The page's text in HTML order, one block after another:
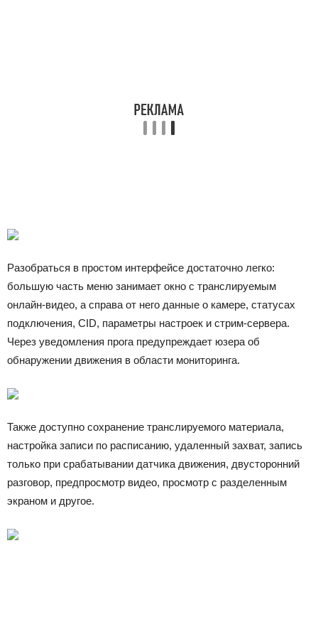
Разобраться в простом интерфейсе достаточно легко:
большую часть меню занимает окно с транслируемым
онлайн-видео, а справа от него данные о камере, статусах
подключения, CID, параметры настроек и стрим-сервера.
Через уведомления прога предупреждает юзера об
обнаружении движения в области мониторинга.
Также доступно сохранение транслируемого материала,
настройка записи по расписанию, удаленный захват, запись
только при срабатывании датчика движения, двусторонний
разговор, предпросмотр видео, просмотр с разделенным
экраном и другое.